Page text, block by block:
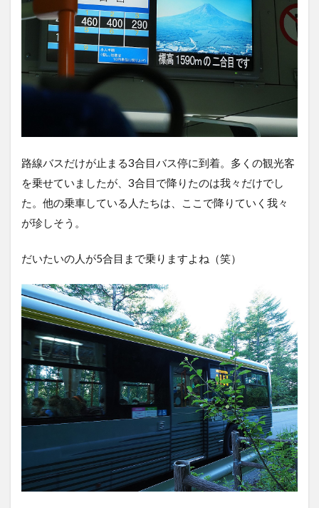
路線バスだけが止まる3合目バス停に到着。多くの観光客
を乗せていましたが、3合目で降りたのは我々だけでし
た。他の乗車している人たちは、ここで降りていく我々
が珍しそう。
だいたいの人が5合目まで乗りますよね（笑）